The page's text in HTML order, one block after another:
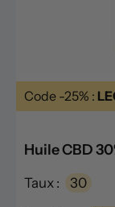
Code -25% :
Huile CBD
Taux : 30